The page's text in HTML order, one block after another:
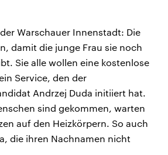
Warschauer Innenstadt: Die
damit die junge Frau sie noch
Sie alle wollen eine kostenlose
Service, den der
Andrzej Duda initiiert hat.
sind gekommen, warten
auf den Heizkörpern. So auch
die ihren Nachnamen nicht